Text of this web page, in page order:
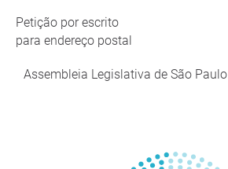
Petição por escrito
para endereço postal
Assembleia Legislativa de São Paulo